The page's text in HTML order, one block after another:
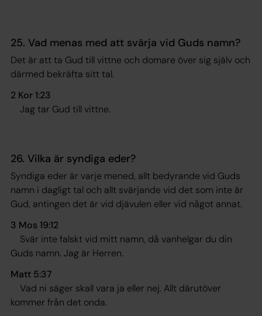
25. Vad menas med att svärja vid Guds namn?
Det är att ta Gud till vittne och domare över sig själv och
därmed bekräfta sitt tal.
2 Kor 1:23
Jag tar Gud till vittne.
26. Vilka är syndiga eder?
Syndiga eder är varje mened, allt bedyrande vid Guds
namn i dagligt tal och allt svärjande vid det som inte är
Gud, antingen det är vid djävulen eller vid något annat.
3 Mos 19:12
Svär inte falskt vid mitt namn, då vanhelgar du din
Guds namn. Jag är Herren.
Matt 5:37
Vad ni säger skall vara ja eller nej. Allt därutöver
kommer från det onda.